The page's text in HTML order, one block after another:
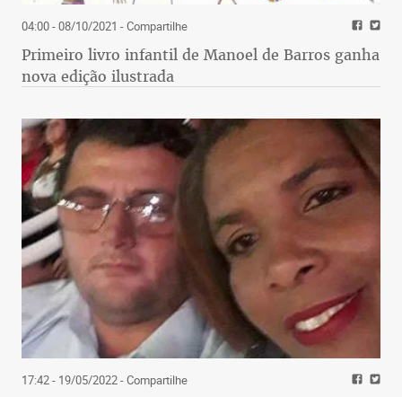
04:00 - 08/10/2021 - Compartilhe
Primeiro livro infantil de Manoel de Barros ganha
nova edição ilustrada
17:42 - 19/05/2022- Compartilhe